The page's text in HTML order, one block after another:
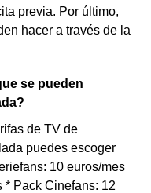
previa. Por último,
hacer a través de la
se pueden
de TV de
puedes escoger
10 euros/mes
* Pack Cinefans: 12